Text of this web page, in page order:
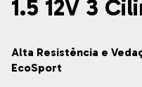
1.5 12V 3
Alta Resistência e
EcoSport